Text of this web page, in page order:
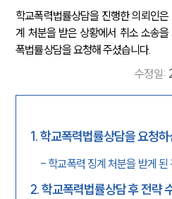
학교폭력법률상담을 진행한 의뢰인
계 처분을 받은 상황에서 취소 소송
폭법률상담을 요청해 주셨습니다.
수정일:
1.학교폭력법률상담을 요청
- 학교폭력 징계 처분을 받게 된
2.학교폭력법률상담 후 전략